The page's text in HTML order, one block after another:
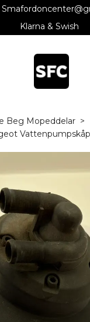
Klarna & Swish
Beg Mopeddelar